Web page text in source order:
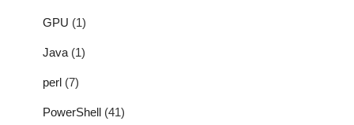
GPU (1)
Java (1)
perl (7)
PowerShell (41)